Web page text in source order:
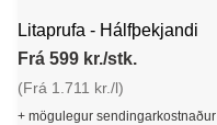
Litaprufa - Hálfþekjandi
Frá 599 kr./stk.
(Frá 1.711 kr./l)
+ mögulegur sendingarkostnaður